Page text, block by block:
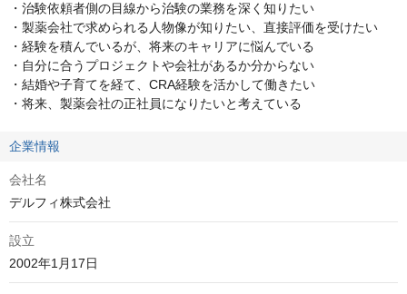
・治験依頼者側の目線から治験の業務を深く知りたい
・製薬会社で求められる人物像が知りたい、直接評価を受けたい
・経験を積んでいるが、将来のキャリアに悩んでいる
・自分に合うプロジェクトや会社があるか分からない
・結婚や子育てを経て、CRA経験を活かして働きたい
・将来、製薬会社の正社員になりたいと考えている
企業情報
会社名
デルフィ株式会社
設立
2002年1月17日